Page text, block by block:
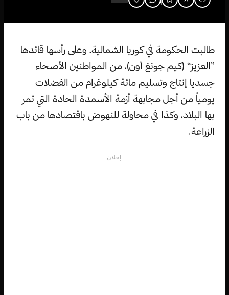
طالبت الحكومة في كوريا الشمالية، وعلى رأسها قائدها
”العزيز“ (كيم جونغ أون)، من المواطنين الأصحاء
جسديا إنتاج وتسليم مائة كيلوغرام من الفضلات
يومياً من أجل مجابهة أزمة الأسمدة الحادة التي تمر
بها البلاد، وكذا في محاولة للنهوض باقتصادها من باب
الزراعة.
إعلان